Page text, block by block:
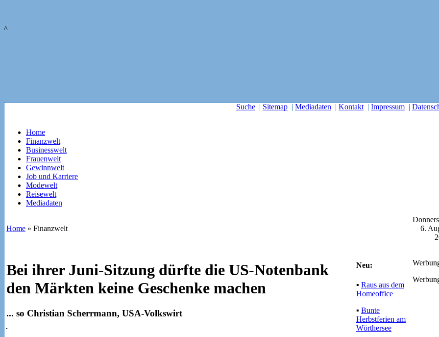
^
Suche | Sitemap | Mediadaten | Kontakt | Impressum |
Home
Finanzwelt
Businesswelt
Frauenwelt
Gewinnwelt
Job und Karriere
Modewelt
Reisewelt
Mediadaten
Home » Finanzwelt
6.
Bei ihrer Juni-Sitzung dürfte die US-Notenbank
den Märkten keine Geschenke machen
... so Christian Scherrmann, USA-Volkswirt
Neu:
▪ Raus aus dem
Homeoffice
▪ Bunte
Herbstferien am
Wörthersee